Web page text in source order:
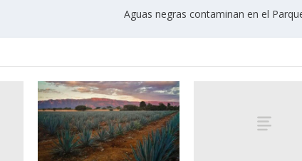
Aguas negras contaminan en el